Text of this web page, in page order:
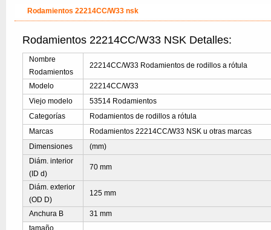
Rodamientos 22214CC/W33 nsk
Rodamientos 22214CC/W33 NSK Detalles:
Nombre
Rodamientos
22214CC/W33 Rodamientos de rodillos a rótula
Modelo
22214CC/W33
Viejo modelo
53514 Rodamientos
Categorías
Rodamientos de rodillos a rótula
Marcas
Rodamientos 22214CC/W33 NSK u otras marcas
Dimensiones
(mm)
Diám. interior
(ID d)
70 mm
Diám. exterior
(OD D)
125 mm
Anchura B
31 mm
tamaño